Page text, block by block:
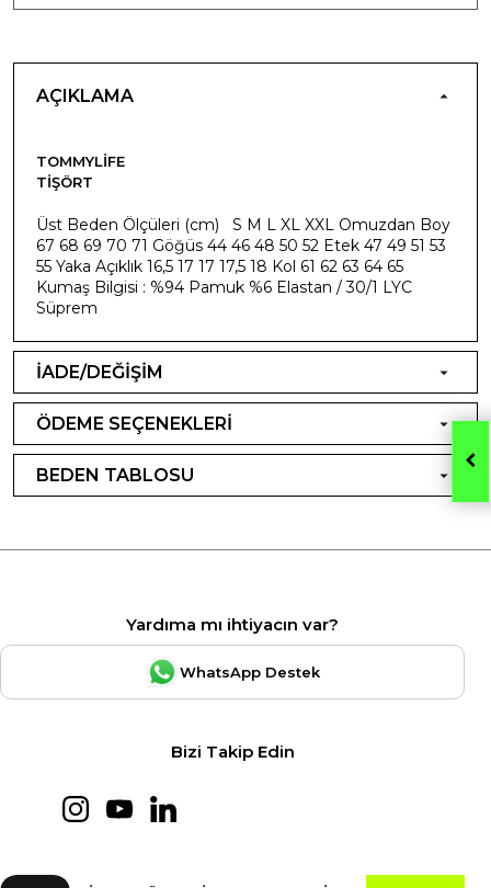
AÇIKLAMA
TOMMYLIFE
TIŞÖRT
Üst Beden Ölçüleri (cm) S M L XL XXL Omuzdan Boy
67 68 69 70 71 Göğüs 44 46 48 50 52 Etek 47 49 51 53
55 Yaka Açıklık 16,5 17 17 17,5 18 Kol 61 62 63 64 65
Kumaş Bilgisi : %94 Pamuk %6 Elastan / 30/1 LYC
Süprem
İADE/DEĞİŞİM
ÖDEME SEÇENEKLERİ
BEDEN TABLOSU
Yardıma mı ihtiyacın var?
WhatsApp Destek
Bizi Takip Edin